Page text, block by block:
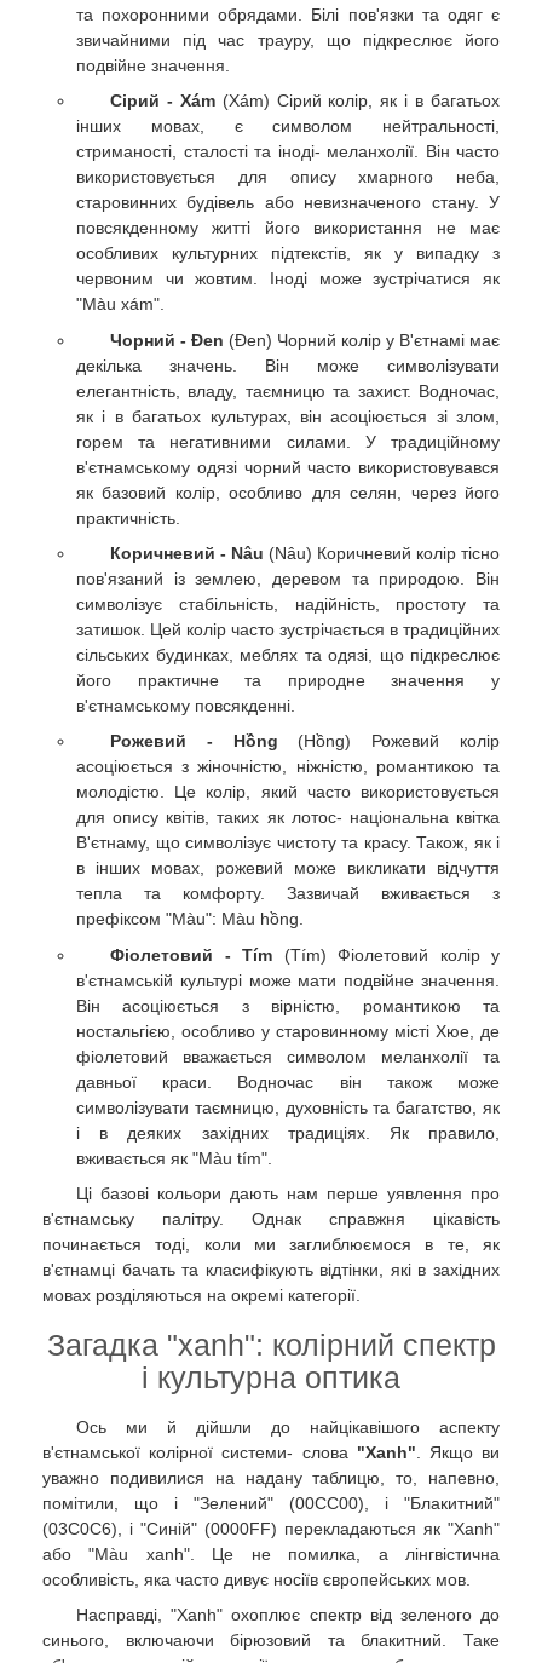
та похоронними обрядами. Білі пов'язки та одяг є
звичайними під час трауру, що підкреслює його
подвійне значення.
Сірий - Xám(Xám) Сірий колір, як і в багатьох
інших мовах, є символом нейтральності,
стриманості, сталості та іноді- меланхолії. Він часто
використовується для опису хмарного неба,
старовинних будівель або невизначеного стану. У
повсякденному житті його використання не має
особливих культурних підтекстів, як у випадку з
червоним чи жовтим. Іноді може зустрічатися як
"Màu xám".
Чорний - Đen (Đen) Чорний колір у В'єтнамі має
декілька значень. Він може символізувати
елегантність, владу, таємницю та захист. Водночас,
як і в багатьох культурах, він асоціюється зі злом,
горем та негативними силами. У традиційному
в'єтнамському одязі чорний часто використовувався
як базовий колір, особливо для селян, через його
практичність.
Коричневий - Nâu (Nâu) Коричневий колір тісно
пов'язаний із землею, деревом та природою. Він
символізує стабільність, надійність, простоту та
затишок. Цей колір часто зустрічається в традиційних
сільських будинках, меблях та одязі, що підкреслює
його практичне та природне значення у
в'єтнамському повсякденні.
Рожевий - Hồng (Hồng) Рожевий колір
асоціюється з жіночністю, ніжністю, романтикою та
молодістю. Це колір, який часто використовується
для опису квітів, таких як лотос- національна квітка
В'єтнаму, що символізує чистоту та красу. Також, як і
в інших мовах, рожевий може викликати відчуття
тепла та комфорту. Зазвичай вживається з
префіксом "Màu": Màu hồng.
Фіолетовий - Tím (Tím) Фіолетовий колір у
в'єтнамській культурі може мати подвійне значення.
Він асоціюється з вірністю, романтикою та
ностальгією, особливо у старовинному місті Хюе, де
фіолетовий вважається символом меланхолії та
давньої краси. Водночас він також може
символізувати таємницю, духовність та багатство, як
і в деяких західних традиціях. Як правило,
вживається як "Màu tím".
Ці базові кольори дають нам перше уявлення про
в'єтнамську палітру. Однак справжня цікавість
починається тоді, коли ми заглиблюємося в те, як
в'єтнамці бачать та класифікують відтінки, які в західних
мовах розділяються на окремі категорії.
Загадка "xanh": колірний спектр
і культурна оптика
Ось ми й дійшли до найцікавішого аспекту
в'єтнамської колірної системи- слова "Xanh" . Якщо ви
уважно подивилися на надану таблицю, то, напевно,
помітили, що і "Зелений" (00CC00), і "Блакитний"
(03C0C6), і "Синій" (0000FF) перекладаються як "Xanh"
або "Màu xanh". Це не помилка, а лінгвістична
особливість, яка часто дивує носіїв європейських мов.
Насправді, "Xanh" охоплює спектр від зеленого до
синього, включаючи бірюзовий та блакитний. Таке